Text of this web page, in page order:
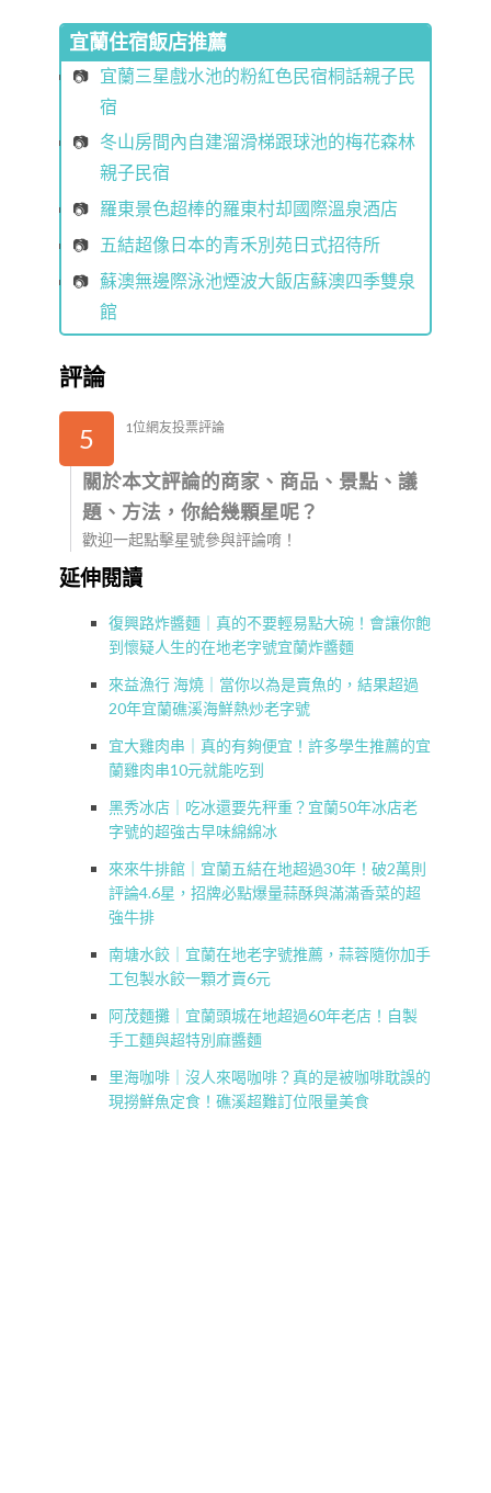
宜蘭住宿飯店推薦
宜蘭三星戲水池的粉紅色民宿桐話親子民
宿
冬山房間內自建溜滑梯跟球池的梅花森林
親子民宿
羅東景色超棒的羅東村却國際溫泉酒店
五結超像日本的青禾別苑日式招待所
蘇澳無邊際泳池煙波大飯店蘇澳四季雙泉
館
評論
5 1位網友投票評論
關於本文評論的商家、商品、景點、議
題、方法，你給幾顆星呢？
歡迎一起點擊星號參與評論唷！
延伸閱讀
復興路炸醬麵｜真的不要輕易點大碗！會讓你飽
到懷疑人生的在地老字號宜蘭炸醬麵
來益漁行 海燒｜當你以為是賣魚的，結果超過
20年宜蘭礁溪海鮮熱炒老字號
宜大雞肉串｜真的有夠便宜！許多學生推薦的宜
蘭雞肉串10元就能吃到
黑秀冰店｜吃冰還要先秤重？宜蘭50年冰店老
字號的超強古早味綿綿冰
來來牛排館｜宜蘭五結在地超過30年！破2萬則
評論4.6星，招牌必點爆量蒜酥與滿滿香菜的超
強牛排
南塘水餃｜宜蘭在地老字號推薦，蒜蓉隨你加手
工包製水餃一顆才賣6元
阿茂麵攤｜宜蘭頭城在地超過60年老店！自製
手工麵與超特別麻醬麵
里海咖啡｜沒人來喝咖啡？真的是被咖啡耽誤的
現撈鮮魚定食！礁溪超難訂位限量美食